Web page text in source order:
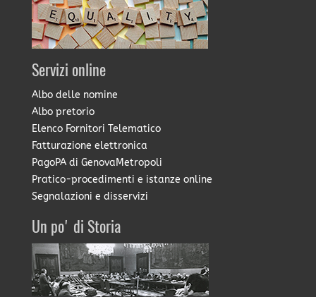
Servizi online
Albo delle nomine
Albo pretorio
Elenco Fornitori Telematico
Fatturazione elettronica
PagoPA di GenovaMetropoli
Pratico-procedimenti e istanze online
Segnalazioni e disservizi
Un po' di Storia